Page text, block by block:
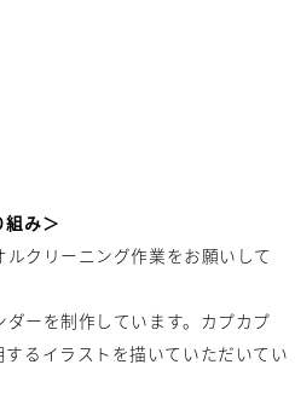
組み＞
ルクリーニング作業をお願いして
ダーを制作しています。カプカプ
るイラストを描いていただいてい